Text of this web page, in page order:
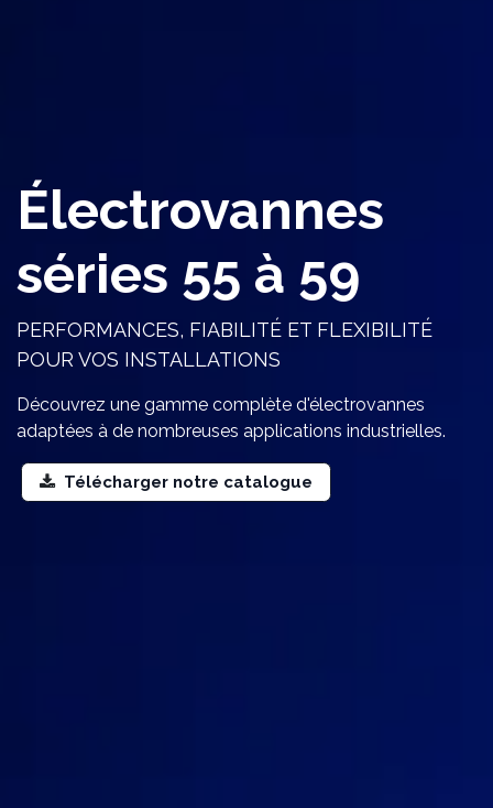
Électrovannes
séries 55 à 59
PERFORMANCES, FIABILITÉ ET FLEXIBILITÉ
POUR VOS INSTALLATIONS
Découvrez une gamme complète d'électrovannes
adaptées à de nombreuses applications industrielles.
Télécharger notre catalogue